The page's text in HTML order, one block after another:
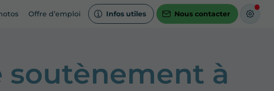
Offre d’emploi Infos utiles Nous contacter
soutènement à